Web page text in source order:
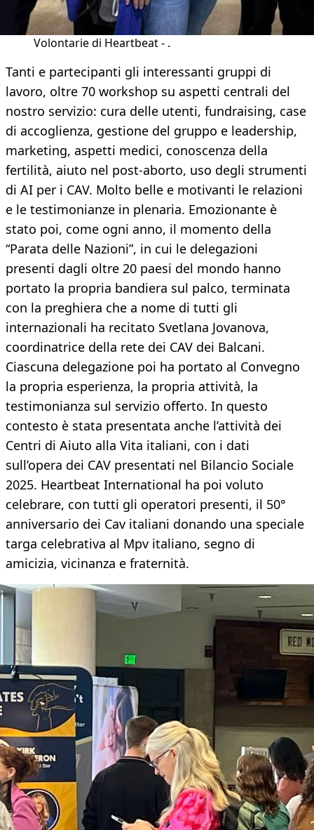
Volontarie di Heartbeat - .
Tanti e partecipanti gli interessanti gruppi di
lavoro, oltre 70 workshop su aspetti centrali del
nostro servizio: cura delle utenti, fundraising, case
di accoglienza, gestione del gruppo e leadership,
marketing, aspetti medici, conoscenza della
fertilità, aiuto nel post-aborto, uso degli strumenti
di AI per i CAV. Molto belle e motivanti le relazioni
e le testimonianze in plenaria. Emozionante è
stato poi, come ogni anno, il momento della
“Parata delle Nazioni”, in cui le delegazioni
presenti dagli oltre 20 paesi del mondo hanno
portato la propria bandiera sul palco, terminata
con la preghiera che a nome di tutti gli
internazionali ha recitato Svetlana Jovanova,
coordinatrice della rete dei CAV dei Balcani.
Ciascuna delegazione poi ha portato al Convegno
la propria esperienza, la propria attività, la
testimonianza sul servizio offerto. In questo
contesto è stata presentata anche l’attività dei
Centri di Aiuto alla Vita italiani, con i dati
sull’opera dei CAV presentati nel Bilancio Sociale
2025. Heartbeat International ha poi voluto
celebrare, con tutti gli operatori presenti, il 50°
anniversario dei Cav italiani donando una speciale
targa celebrativa al Mpv italiano, segno di
amicizia, vicinanza e fraternità.